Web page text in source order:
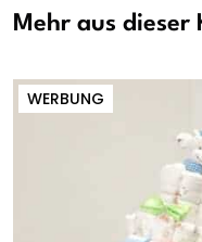
Mehr aus dieser
WERBUNG